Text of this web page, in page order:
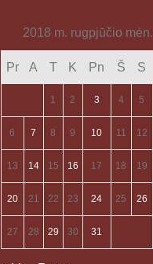
2018 m. rugpjūčio mėn.
Pr A T K Pn Š S
1 2 3 4 5
6 7 8 9 10 11 12
13 14 15 16 17 18 19
20 21 22 23 24 25 26
27 28 29 30 31